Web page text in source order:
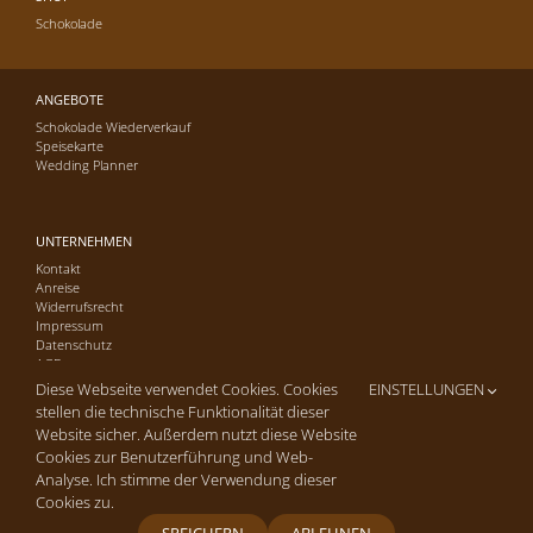
Schokolade
ANGEBOTE
Schokolade Wiederverkauf
Speisekarte
Wedding Planner
UNTERNEHMEN
Kontakt
Anreise
Widerrufsrecht
Impressum
Datenschutz
AGB
Copyright © 2016-26 Cafe-Konditorei Hagmann GmbH | Alle Rechte
Diese Webseite verwendet Cookies. Cookies
stellen die technische Funktionalität dieser
Website sicher. Außerdem nutzt diese Website
Cookies zur Benutzerführung und Web-
Analyse. Ich stimme der Verwendung dieser
Cookies zu.
EINSTELLUNGEN